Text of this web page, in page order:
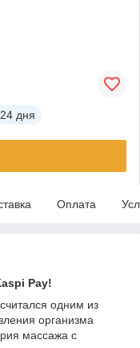
24 дня
Оплата
Pay!
одним из
организма
массажа с